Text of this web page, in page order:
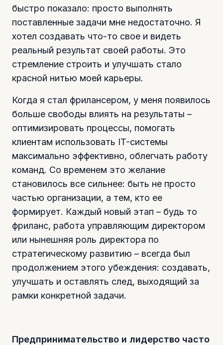
быстро показало: просто выполнять
поставленные задачи мне недостаточно. Я
хотел создавать что-то свое и видеть
реальный результат своей работы. Это
стремление строить и улучшать стало
красной нитью моей карьеры.
Когда я стал фрилансером, у меня появилось
больше свободы влиять на результаты –
оптимизировать процессы, помогать
клиентам использовать IT-системы
максимально эффективно, облегчать работу
команд. Со временем это желание
становилось все сильнее: быть не просто
частью организации, а тем, кто ее
формирует. Каждый новый этап – будь то
фриланс, работа управляющим директором
или нынешняя роль директора по
стратегическому развитию – всегда был
продолжением этого убеждения: создавать,
улучшать и оставлять след, выходящий за
рамки конкретной задачи.
Предпринимательство и лидерство часто